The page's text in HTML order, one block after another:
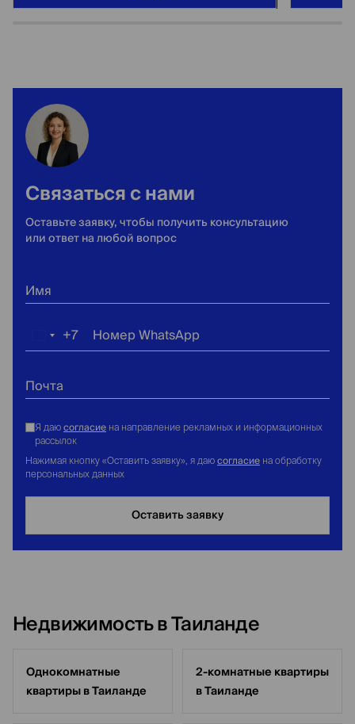
Связаться с нами
Оставьте заявку, чтобы получить консультацию
или ответ на любой вопрос
Имя
Россия
+7 Номер WhatsApp
Почта
Я даю согласие на направление рекламных и информационных
рассылок
Нажимая кнопку «Оставить заявку», я даю согласие на обработку
персональных данных
Оставить заявку
Недвижимость в Таиланде
Однокомнатные
квартиры в Таиланде
2-комнатные квартиры
в Таиланде